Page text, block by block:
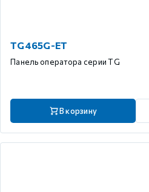
TG465G-ET
Панель оператора серии TG
В корзину